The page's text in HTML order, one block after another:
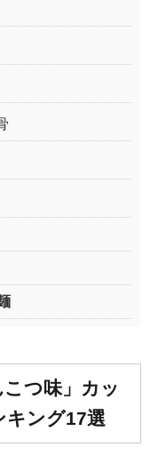
つ味」カッ
キング17選